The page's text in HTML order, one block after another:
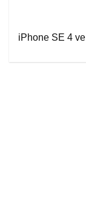
iPhone SE 4 ve